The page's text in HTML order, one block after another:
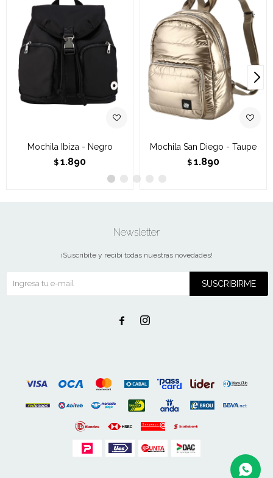
Mochila Ibiza - Negro
$ 1.890
Mochila San Diego - Taupe
$ 1.890
Newsletter
¡Suscribite y recibí todas nuestras novedades!
SUSCRIBIRME
 